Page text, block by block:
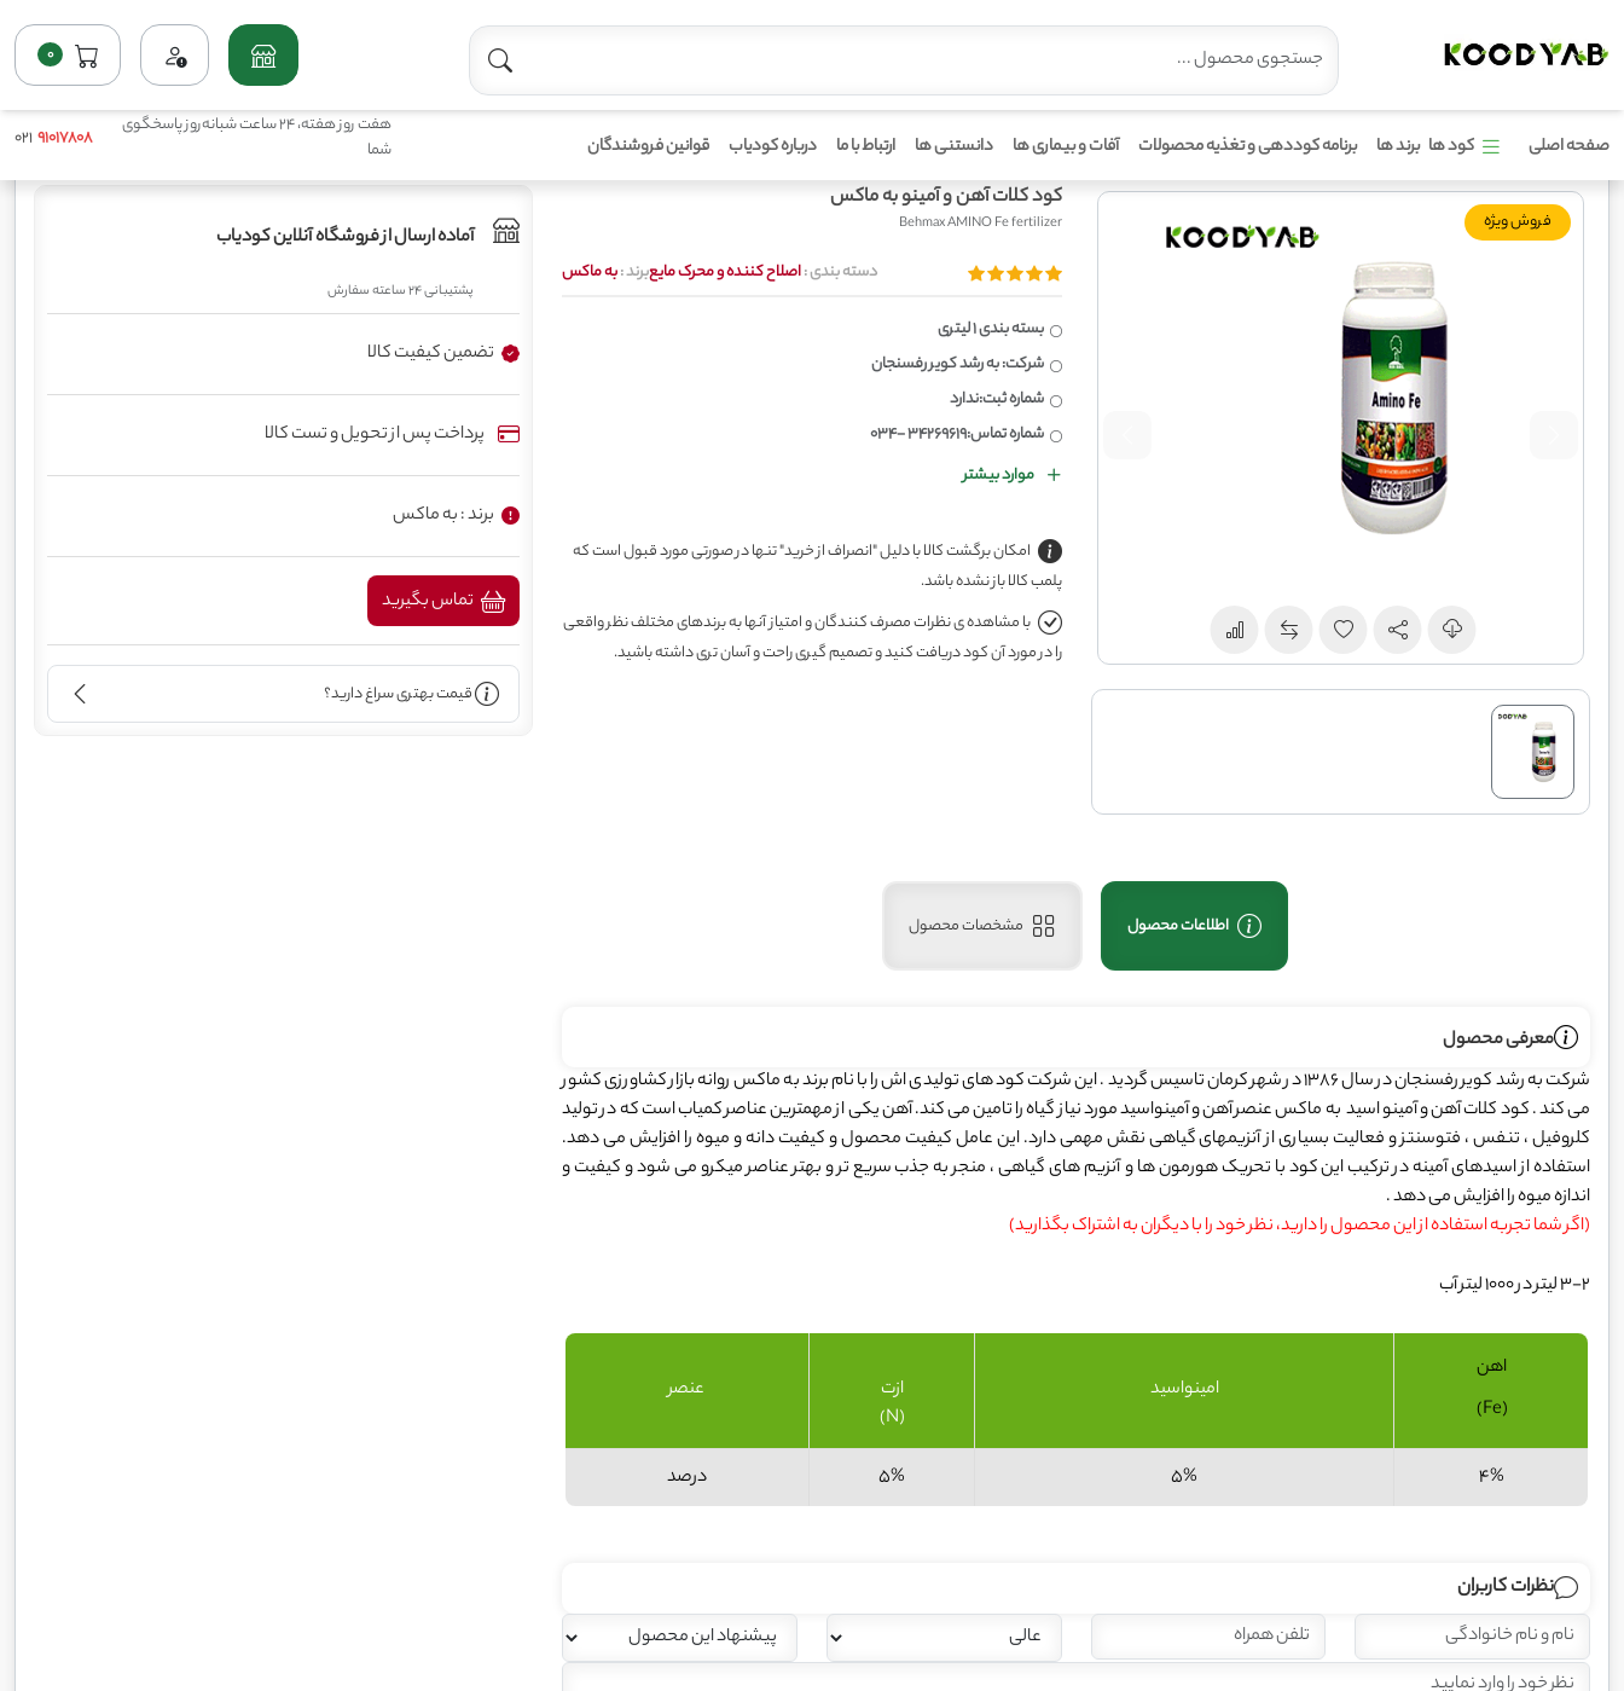
0
صفحه اصلی کود ها برند ها برنامه کوددهی و تغذیه محصولات آفات و بیماری ها دانستنی ها ارتباط با ما درباره کودیاب قوانین فروشندگان
هفت روز هفته، 24 ساعت شبانه‌روز پاسخگوی
شما
91017808
021
اصلاح کننده و محرک مایع کود کلات آهن و آمینو به ماکس
فروش ویژه
کود کلات آهن و آمینو به ماکس
Behmax AMINO Fe fertilizer
دسته بندی :اصلاح کننده و محرک مایعبرند :به ماکس
بسته بندی 1 لیتری
شرکت: به رشد کویر رفسنجان
شماره ثبت:ندارد
شماره تماس:34269619 -034
موارد بیشتر
امکان برگشت کالا با دلیل "انصراف از خرید" تنها در صورتی مورد قبول است که
پلمب کالا باز نشده باشد.
با مشاهده ی نظرات مصرف کنندگان و امتیاز آنها به برندهای مختلف نظر واقعی
را در مورد آن کود دریافت کنید و تصمیم گیری راحت و آسان تری داشته باشید.
اطلاعات محصول مشخصات محصول
معرفی محصول
شرکت به رشد کویر رفسنجان در سال 1386 در شهر کرمان تاسیس گردید . این شرکت کود های تولیدی اش را با نام برند به ماکس روانه بازار کشاورزی کشور
می کند . کود کلات آهن و آمینو اسید به ماکس عنصر آهن و آمینواسید مورد نیاز گیاه را تامین می کند. آهن یکی از مهمترین عناصر کمیاب است که در تولید
کلروفیل ، تنفس ، فتوسنتز و فعالیت بسیاری از آنزیمهای گیاهی نقش مهمی دارد. این عامل کیفیت محصول و کیفیت دانه و میوه را افزایش می دهد.
استفاده از اسیدهای آمینه در ترکیب این کود با تحریک هورمون ها و آنزیم های گیاهی ، منجر به جذب سریع تر و بهتر عناصر میکرو می شود و کیفیت و
اندازه میوه را افزایش می دهد .
(اگر شما تجربه استفاده از این محصول را دارید، نظر خود را با دیگران به اشتراک بگذارید)
3-2 لیتر در 1000 لیتر آب
عنصر
ازت
(N)
امینواسید
اهن
(Fe)
درصد 5% 5% 4%
نظرات کاربران
آماده ارسال از فروشگاه آنلاین کودیاب
پشتیبانی 24 ساعته سفارش
تضمین کیفیت کالا
پرداخت پس از تحویل و تست کالا
برند : به ماکس
قیمت بهتری سراغ دارید؟